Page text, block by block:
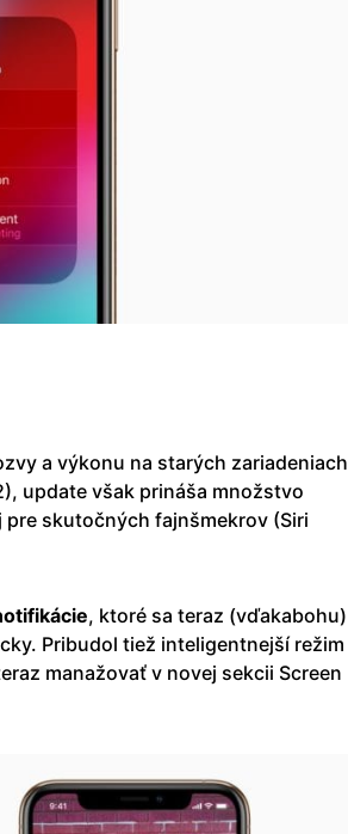
a výkonu na starých zariadeniach
update však prináša množstvo
skutočných fajnšmekrov (Siri
, ktoré sa teraz (vďakabohu)
Pribudol tiež inteligentnejší režim
manažovať v novej sekcii Screen